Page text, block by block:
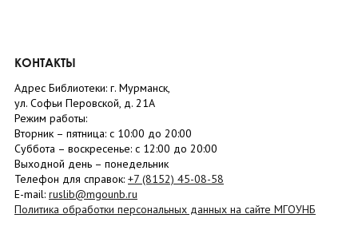
КОНТАКТЫ
Адрес Библиотеки: г. Мурманск,
ул. Софьи Перовской, д. 21А
Режим работы:
Вторник – пятница: с 10:00 до 20:00
Суббота – воскресенье: c 12:00 до 20:00
Выходной день – понедельник
Телефон для справок: +7 (8152) 45-08-58
E-mail: ruslib@mgounb.ru
Политика обработки персональных данных на сайте МГОУНБ